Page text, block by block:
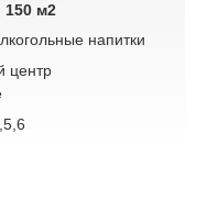
150 м2
напитки
центр